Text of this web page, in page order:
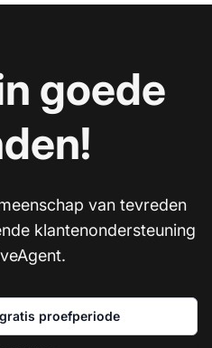
goede
van tevreden
klantenondersteuning
proefperiode